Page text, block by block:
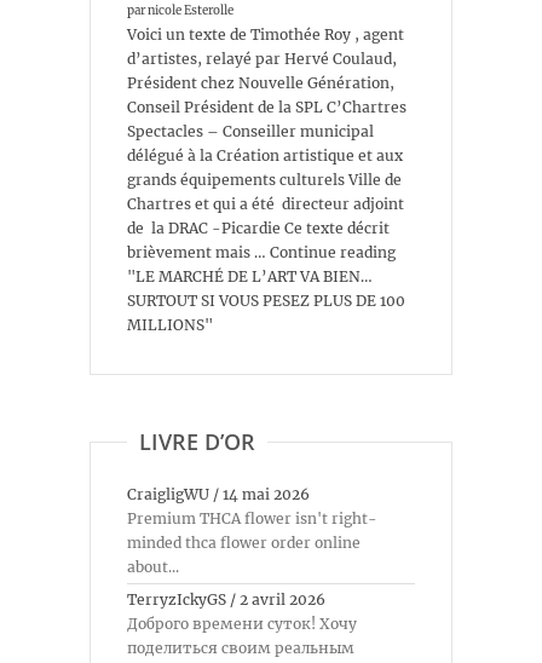
par nicole Esterolle
Voici un texte de Timothée Roy , agent
d’artistes, relayé par Hervé Coulaud,
Président chez Nouvelle Génération,
Conseil Président de la SPL C’Chartres
Spectacles – Conseiller municipal
délégué à la Création artistique et aux
grands équipements culturels Ville de
Chartres et qui a été directeur adjoint
de la DRAC -Picardie Ce texte décrit
brièvement mais … Continue reading
"LE MARCHÉ DE L’ART VA BIEN…
SURTOUT SI VOUS PESEZ PLUS DE 100
MILLIONS"
LIVRE D’OR
CraigligWU / 14 mai 2026
Premium THCA flower isn't right-
minded thca flower order online
about...
TerryzIckyGS / 2 avril 2026
Доброго времени суток! Хочу
поделиться своим реальным